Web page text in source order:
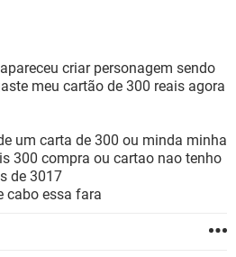
GMAIL
EXCEL
criar personagem sendo
meu cartão de 300 reais agora
um carta de 300 ou minda minha
300 compra ou cartao nao tenho
de 3017
cabo essa fara